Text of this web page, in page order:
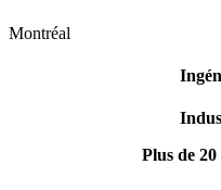
Montréal
Plus de 20